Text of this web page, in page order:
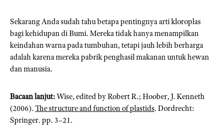
Sekarang Anda sudah tahu betapa pentingnya arti kloroplas
bagi kehidupan di Bumi. Mereka tidak hanya menampilkan
keindahan warna pada tumbuhan, tetapi jauh lebih berharga
adalah karena mereka pabrik penghasil makanan untuk hewan
dan manusia.
Bacaan lanjut: Wise, edited by Robert R.; Hoober, J. Kenneth
(2006). The structure and function of plastids. Dordrecht:
Springer. pp. 3–21.